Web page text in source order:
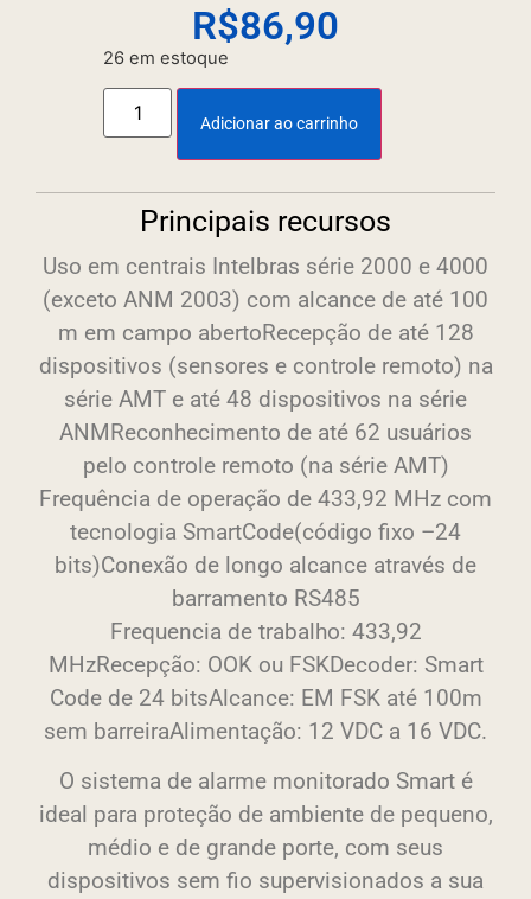
R$86,90
26 em estoque
Adicionar ao carrinho
Principais recursos
Uso em centrais Intelbras série 2000 e 4000
(exceto ANM 2003) com alcance de até 100
m em campo abertoRecepção de até 128
dispositivos (sensores e controle remoto) na
série AMT e até 48 dispositivos na série
ANMReconhecimento de até 62 usuários
pelo controle remoto (na série AMT)
Frequência de operação de 433,92 MHz com
tecnologia SmartCode(código fixo –24
bits)Conexão de longo alcance através de
barramento RS485
Frequencia de trabalho: 433,92
MHzRecepção: OOK ou FSKDecoder: Smart
Code de 24 bitsAlcance: EM FSK até 100m
sem barreiraAlimentação: 12 VDC a 16 VDC.
O sistema de alarme monitorado Smart é
ideal para proteção de ambiente de pequeno,
médio e de grande porte, com seus
dispositivos sem fio supervisionados a sua